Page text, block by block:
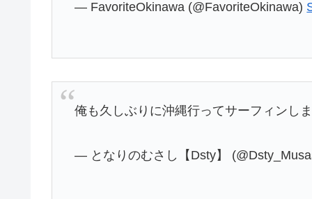
— FavoriteOkinawa (@FavoriteOkinawa)
俺も久しぶりに沖縄行ってサーフィンし
— となりのむさし【Dsty】